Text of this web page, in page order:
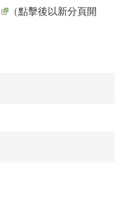
（點擊後以新分頁開